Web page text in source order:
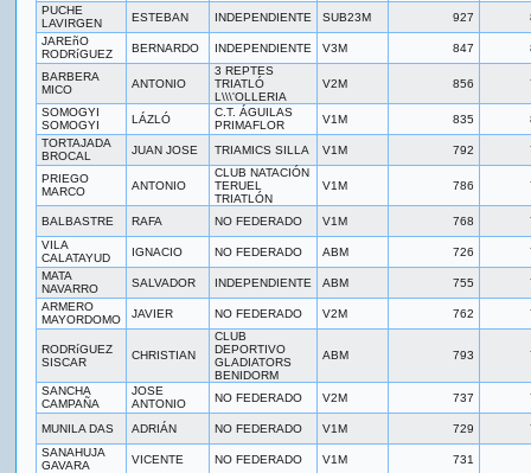
PUCHE
LAVIRGEN
ESTEBAN INDEPENDIENTE SUB23M 927
JAREñO
RODRíGUEZ
BERNARDO INDEPENDIENTE V3M 847
BARBERA
MICO
ANTONIO
3 REPTES
TRIATLÓ
L\\\'OLLERIA
V2M 856
SOMOGYI
SOMOGYI
LÁZLÓ
C.T. ÁGUILAS
PRIMAFLOR
V1M 835
TORTAJADA
BROCAL
JUAN JOSE TRIAMICS SILLA V1M 792
PRIEGO
MARCO
ANTONIO
CLUB NATACIÓN
TERUEL
TRIATLÓN
V1M 786
BALBASTRE RAFA NO FEDERADO V1M 768
VILA
CALATAYUD
IGNACIO NO FEDERADO ABM 726
MATA
NAVARRO
SALVADOR INDEPENDIENTE ABM 755
ARMERO
MAYORDOMO
JAVIER NO FEDERADO V2M 762
RODRíGUEZ
SISCAR
CHRISTIAN
CLUB
DEPORTIVO
GLADIATORS
BENIDORM
ABM 793
SANCHA
CAMPAÑA
JOSE
ANTONIO
NO FEDERADO V2M 737
MUNILA DAS ADRIÁN NO FEDERADO V1M 729
SANAHUJA
GAVARA
VICENTE NO FEDERADO V1M
731